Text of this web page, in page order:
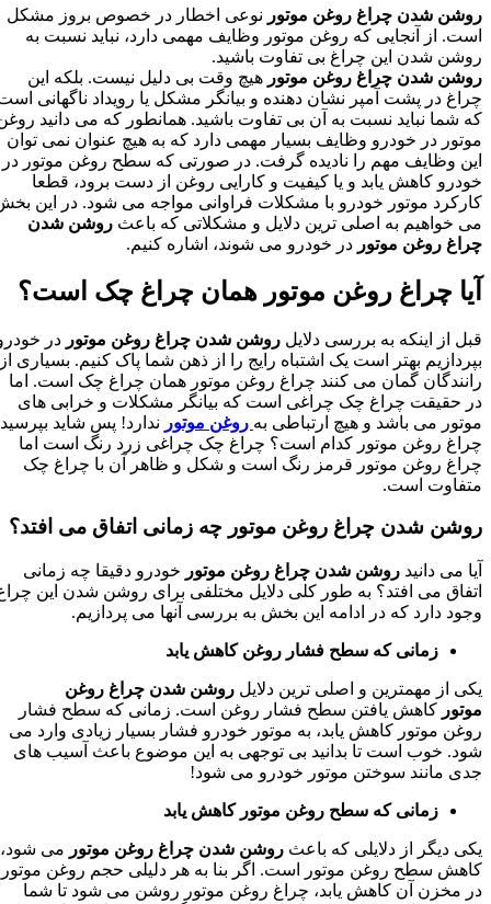
روشن شدن چراغ روغن موتورنوعی اخطار در خصوص بروز مشکل
است. از آنجایی که روغن موتور وظایف مهمی دارد، نباید نسبت به
روشن شدن این چراغ بی تفاوت باشید.
روشن شدن چراغ روغن موتورهیچ وقت بی دلیل نیست. بلکه این
چراغ در پشت آمپر نشان دهنده و بیانگر مشکل یا رویداد ناگهانی است
که شما نباید نسبت به آن بی تفاوت باشید. همانطور که می دانید روغن
موتور در خودرو وظایف بسیار مهمی دارد که به هیچ عنوان نمی توان
این وظایف مهم را نادیده گرفت. در صورتی که سطح روغن موتور در
خودرو کاهش یابد و یا کیفیت و کارایی روغن از دست برود، قطعا
کارکرد موتور خودرو با مشکلات فراوانی مواجه می شود. در این بخش
می خواهیم به اصلی ترین دلایل و مشکلاتی که باعثروشن شدن
چراغ روغن موتوردر خودرو می شوند، اشاره کنیم.
آیا چراغ روغن موتور همان چراغ چک است؟
قبل از اینکه به بررسی دلایل روشن شدن چراغ روغن موتوردر خودرو
بپردازیم بهتر است یک اشتباه رایج را از ذهن شما پاک کنیم. بسیاری از
رانندگان گمان می کنند چراغ روغن موتور همان چراغ چک است. اما
در حقیقت چراغ چک چراغی است که بیانگر مشکلات و خرابی های
موتور می باشد و هیچ ارتباطی بهروغن موتورندارد! پس شاید بپرسید
چراغ روغن موتور کدام است؟ چراغ چک چراغی زرد رنگ است اما
چراغ روغن موتور قرمز رنگ است و شکل و ظاهر آن با چراغ چک
متفاوت است.
روشن شدن چراغ روغن موتور چه زمانی اتفاق می افتد؟
آیا می دانیدروشن شدن چراغ روغن موتورخودرو دقیقا چه زمانی
اتفاق می افتد؟ به طور کلی دلایل مختلفی برای روشن شدن این چراغ
وجود دارد که در ادامه این بخش به بررسی آنها می پردازیم.
زمانی که سطح فشار روغن کاهش یابد
یکی از مهمترین و اصلی ترین دلایل روشن شدن چراغ روغن
موتورکاهش یافتن سطح فشار روغن است. زمانی که سطح فشار
روغن موتور کاهش یابد، به موتور خودرو فشار بسیار زیادی وارد می
شود. خوب است تا بدانید بی توجهی به این موضوع باعث آسیب های
جدی مانند سوختن موتور خودرو می شود!
زمانی که سطح روغن موتور کاهش یابد
یکی دیگر از دلایلی که باعثروشن شدن چراغ روغن موتورمی شود،
کاهش سطح روغن موتور است. اگر بنا به هر دلیلی حجم روغن موتور
در مخزن آن کاهش یابد، چراغ روغن موتور روشن می شود تا شما